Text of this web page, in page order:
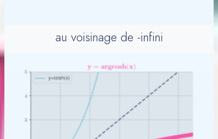
au voisinage de -infini